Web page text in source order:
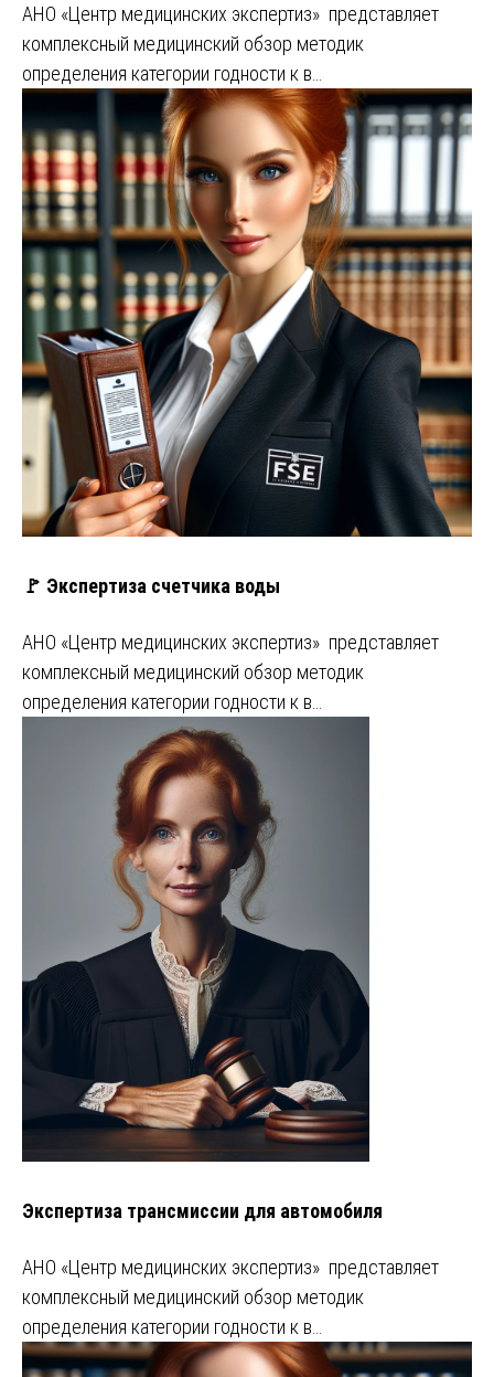
АНО «Центр медицинских экспертиз» представляет
комплексный медицинский обзор методик
определения категории годности к в…
🚩 Экспертиза счетчика воды
АНО «Центр медицинских экспертиз» представляет
комплексный медицинский обзор методик
определения категории годности к в…
Экспертиза трансмиссии для автомобиля
АНО «Центр медицинских экспертиз» представляет
комплексный медицинский обзор методик
определения категории годности к в…